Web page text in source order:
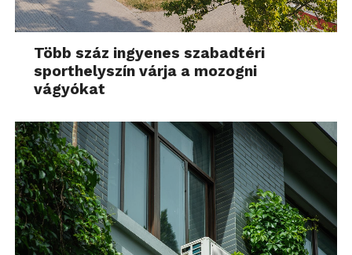
Több száz ingyenes szabadtéri
sporthelyszín várja a mozogni
vágyókat